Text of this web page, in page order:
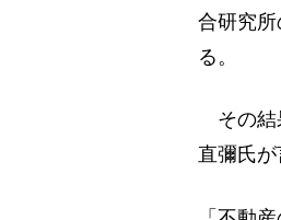
合研究
る。
その結
直彌氏が